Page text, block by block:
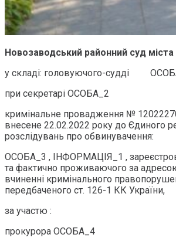
Новозаводський районний суд міста
у складі: головуючого-судді
при секретарі ОСОБА_2
кримінальне провадження №
внесене 22.02.2022 року до Єдиного
розслідувань про обвинувачення:
ОСОБА_3 , ІНФОРМАЦІЯ_1 ,
та фактично проживаючого за
вчиненні кримінального
передбаченого ст. 126-1 КК України,
за участю :
прокурора ОСОБА_4